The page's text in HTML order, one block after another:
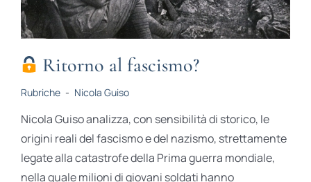
Ritorno al fascismo?
Rubriche - Nicola Guiso
Nicola Guiso analizza, con sensibilità di storico, le
origini reali del fascismo e del nazismo, strettamente
legate alla catastrofe della Prima guerra mondiale,
nella quale milioni di giovani soldati hanno